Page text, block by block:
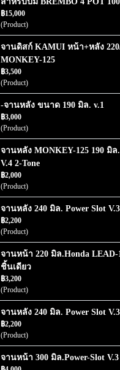
฿15,000
(Product)
จานดิสก์ KAMUI หน้า+หลัง
MONKEY-125
฿3,500
(Product)
-จานหลัง ขนาด 190 มิล. v.1
฿3,000
(Product)
จานหลัง MONKEY-125 190 มิล
V.4 2-Tone
฿2,000
(Product)
จานหลัง 240 มิล. Power Slot V.3
฿2,200
(Product)
จานหน้า 220 มิล.Honda LEAD-
ชิ้นเดียว
฿3,200
(Product)
จานหลัง 240 มิล. Power Slot V.3
฿2,200
(Product)
จานหน้า 300 มิล.Power-Slot V.3